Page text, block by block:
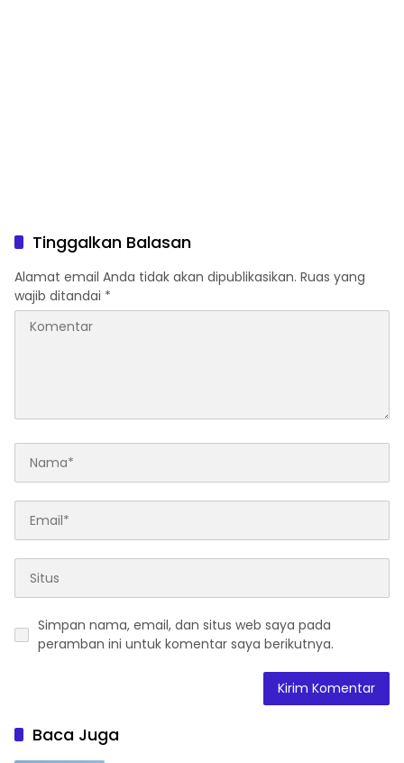
Tinggalkan Balasan
Alamat email Anda tidak akan dipublikasikan. Ruas yang
wajib ditandai *
Simpan nama, email, dan situs web saya pada
peramban ini untuk komentar saya berikutnya.
Baca Juga